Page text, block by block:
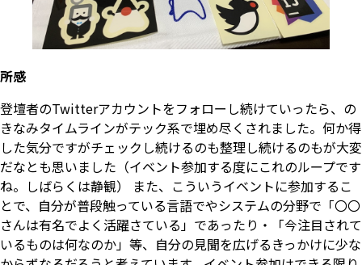
所感
登壇者のTwitterアカウントをフォローし続けていったら、の
きなみタイムラインがテック系で埋め尽くされました。何か得
した気分ですがチェックし続けるのも整理し続けるのもが大変
だなとも思いました（イベント参加する度にこれのループです
ね。しばらくは静観） また、こういうイベントに参加するこ
とで、自分が普段触っている言語でやシステムの分野で「〇〇
さんは有名でよく活躍さている」であったり・「今注目されて
いるものは何なのか」等、自分の見聞を広げるきっかけに少な